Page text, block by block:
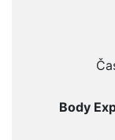
Body